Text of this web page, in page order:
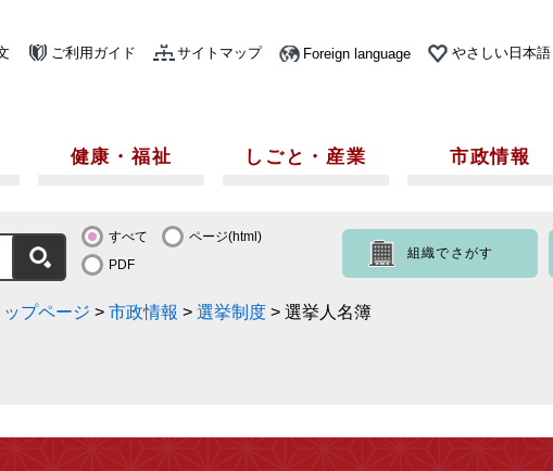
ご利用ガイド サイトマップ Foreign language やさしい日本語
健康・福祉 しごと・産業 市政情報
すべて
ページ(html)
PDF
組織でさがす
プページ > 市政情報 > 選挙制度 > 選挙人名簿